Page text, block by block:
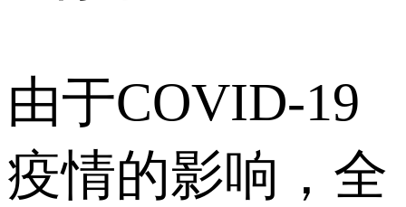
由于COVID-19
疫情的影响，全